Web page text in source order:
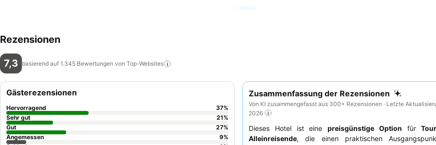
Rezensionen
7,3 basierend auf 1.345 Bewertungen von Top-Websites
Zusammenfassung der Rezensionen
Von KI zusammengefasst aus 300+ Rezensionen · Letzte
2026
Dieses Hotel ist eine preisgünstige Option für
Alleinreisende, die einen praktischen
Gästerezensionen
Hervorragend 37%
Sehr gut
21%
Gut
27%
Angemessen
9%